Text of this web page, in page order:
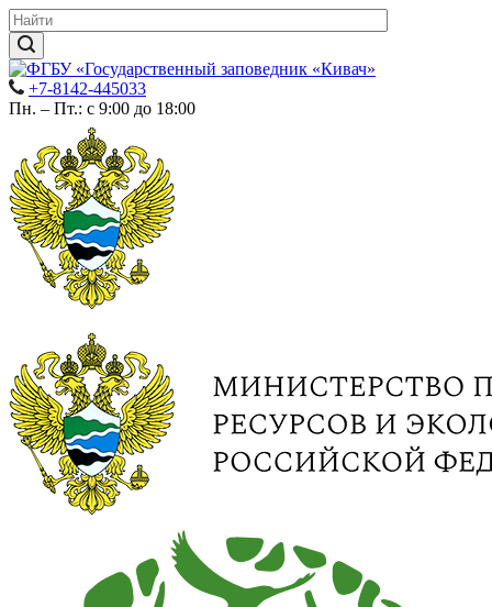
+7-8142-445033
Пн. – Пт.: с 9:00 до 18:00